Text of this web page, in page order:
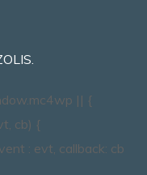
|| {
cb) {
: evt, callback: cb